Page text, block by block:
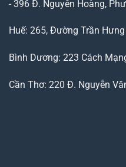
- 396 Đ. Nguyễn Hoàng,
Huế: 265, Đường Trần
Bình Dương: 223 Cách
Cần Thơ: 220 Đ. Nguyễn